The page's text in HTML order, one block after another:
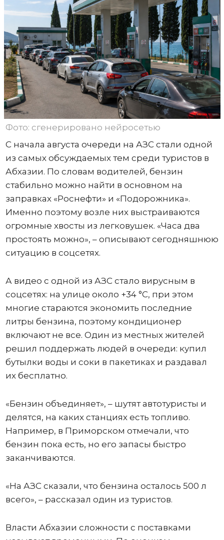
Фото: сгенерировано нейросетью
С начала августа очереди на АЗС стали одной
из самых обсуждаемых тем среди туристов в
Абхазии. По словам водителей, бензин
стабильно можно найти в основном на
заправках «Роснефти» и «Подорожника».
Именно поэтому возле них выстраиваются
огромные хвосты из легковушек. «Часа два
простоять можно», – описывают сегодняшнюю
ситуацию в соцсетях.
А видео с одной из АЗС стало вирусным в
соцсетях: на улице около +34 °C, при этом
многие стараются экономить последние
литры бензина, поэтому кондиционер
включают не все. Один из местных жителей
решил поддержать людей в очереди: купил
бутылки воды и соки в пакетиках и раздавал
их бесплатно.
«Бензин объединяет», – шутят автотуристы и
делятся, на каких станциях есть топливо.
Например, в Приморском отмечали, что
бензин пока есть, но его запасы быстро
заканчиваются.
«На АЗС сказали, что бензина осталось 500 л
всего», – рассказал один из туристов.
Власти Абхазии сложности с поставками